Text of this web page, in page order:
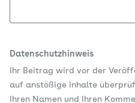
Datenschutzhinweis
Ihr Beitrag wird vor der
auf anstößige Inhalte
Ihren Namen und Ihren